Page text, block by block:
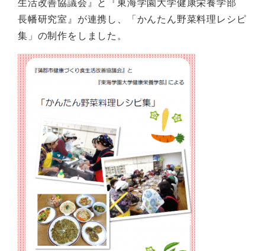
生活改善協議会』と『東海学園大学健康栄養学部
長幡研究室』が連携し、「かんたん野菜料理レシピ
集」の制作をしました。